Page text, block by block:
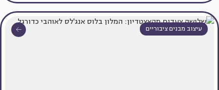
עיצוב מבנים ציבוריים